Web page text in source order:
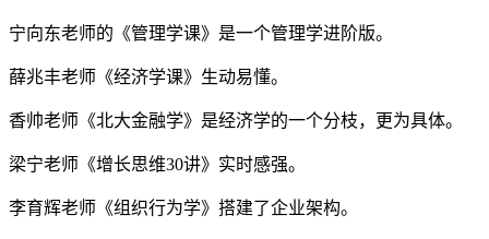
宁向东老师的《管理学课》是一个管理学进阶版。
薛兆丰老师《经济学课》生动易懂。
香帅老师《北大金融学》是经济学的一个分枝，更为具体。
梁宁老师《增长思维30讲》实时感强。
李育辉老师《组织行为学》搭建了企业架构。